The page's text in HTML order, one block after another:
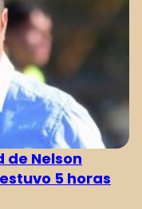
Nelson
5 horas